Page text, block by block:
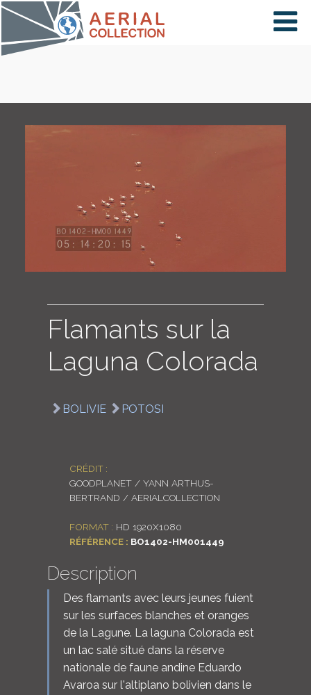
×
COLLECTIONS
LOGIN
ENGLISH
Flamants sur la
Laguna Colorada
BOLIVIE POTOSI
CRÉDIT :
GOODPLANET / YANN ARTHUS-
BERTRAND / AERIALCOLLECTION
FORMAT : HD 1920X1080
RÉFÉRENCE : BO1402-HM001449
Description
Des flamants avec leurs jeunes fuient
sur les surfaces blanches et oranges
de la Lagune. La laguna Colorada est
un lac salé situé dans la réserve
nationale de faune andine Eduardo
Avaroa sur l'altiplano bolivien dans le